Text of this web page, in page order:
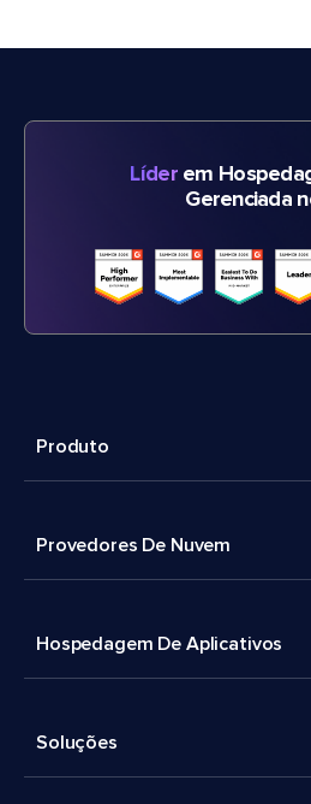
Líderem
Gerenciada
Produto
Provedores De Nuvem
Hospedagem De Aplicativos
Soluções